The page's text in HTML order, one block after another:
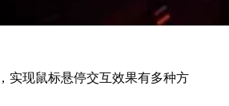
实现鼠标悬停交互效果有多种方